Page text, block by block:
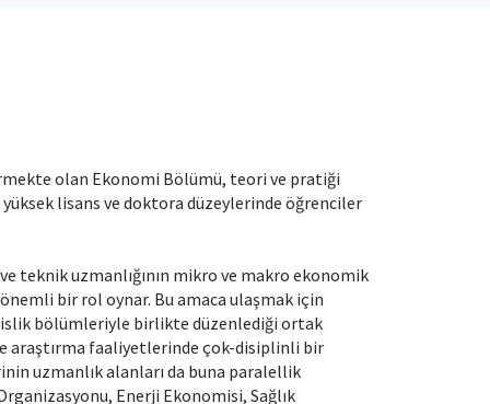
olan Ekonomi Bölümü, teori ve pratiği
lisans ve doktora düzeylerinde öğrenciler
teknik uzmanlığının mikro ve makro ekonomik
bir rol oynar. Bu amaca ulaşmak için
bölümleriyle birlikte düzenlediği ortak
araştırma faaliyetlerinde çok-disiplinli bir
uzmanlık alanları da buna paralellik
Enerji Ekonomisi, Sağlık